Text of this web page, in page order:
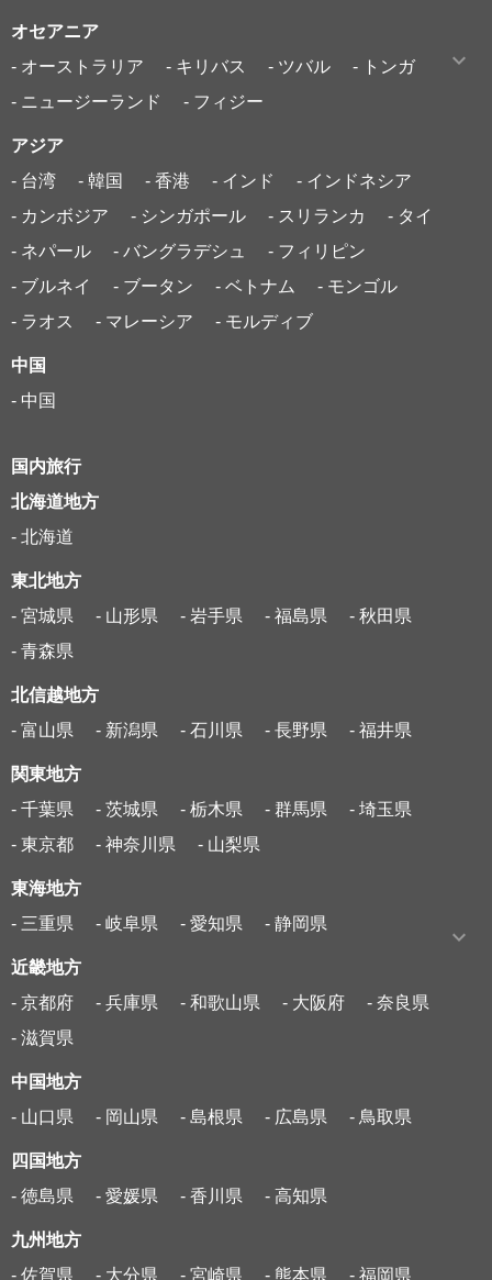
オセアニア
- オーストラリア
- キリバス - ツバル
- トンガ
- ニュージーランド
- フィジー
アジア
- 台湾
- 韓国 - 香港 - インド
- インドネシア
- カンボジア
- シンガポール - スリランカ
- タイ
- ネパール
- バングラデシュ
- フィリピン
- ブルネイ
- ブータン - ベトナム
- モンゴル
- ラオス
- マレーシア - モルディブ
中国
- 中国
国内旅行
北海道地方
- 北海道
東北地方
- 宮城県
- 山形県 - 岩手県 - 福島県
- 秋田県
- 青森県
北信越地方
- 富山県
- 新潟県 - 石川県 - 長野県 - 福井県
関東地方
- 千葉県
- 茨城県 - 栃木県 - 群馬県
- 埼玉県
- 東京都
- 神奈川県 - 山梨県
東海地方
- 三重県
- 岐阜県 - 愛知県 - 静岡県
近畿地方
- 京都府
- 兵庫県 - 和歌山県 - 大阪府
- 奈良県
- 滋賀県
中国地方
- 山口県
- 岡山県 - 島根県 - 広島県 - 鳥取県
四国地方
- 徳島県
- 愛媛県 - 香川県 - 高知県
九州地方
- 佐賀県
- 大分県 - 宮崎県 - 熊本県 - 福岡県